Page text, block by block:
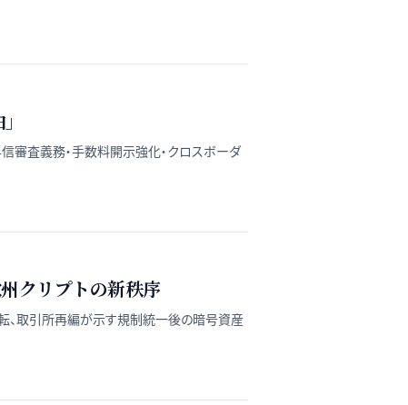
審査義務・手数料開示強化・クロスボーダ
クリプトの新秩序
、取引所再編が示す規制統一後の暗号資産